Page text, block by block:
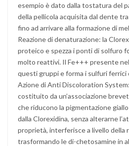
esempio è dato dalla tostatura del
della pellicola acquisita dal dente
fino ad arrivare alla formazione di
Reazione di denaturazione: la
proteico e spezza i ponti di solfuro
molto reattivi. Il Fe+++ presente
questi gruppi e forma i sulfuri ferrici
Azione di Anti Discoloration
costituito da un’associazione
che riducono la pigmentazione
dalla Clorexidina, senza alterarne
proprietà, interferisce a livello della
trasformando le di-chetosamine in